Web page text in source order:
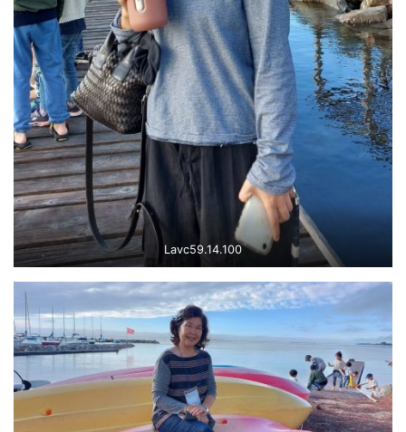
Lavc59.14.100